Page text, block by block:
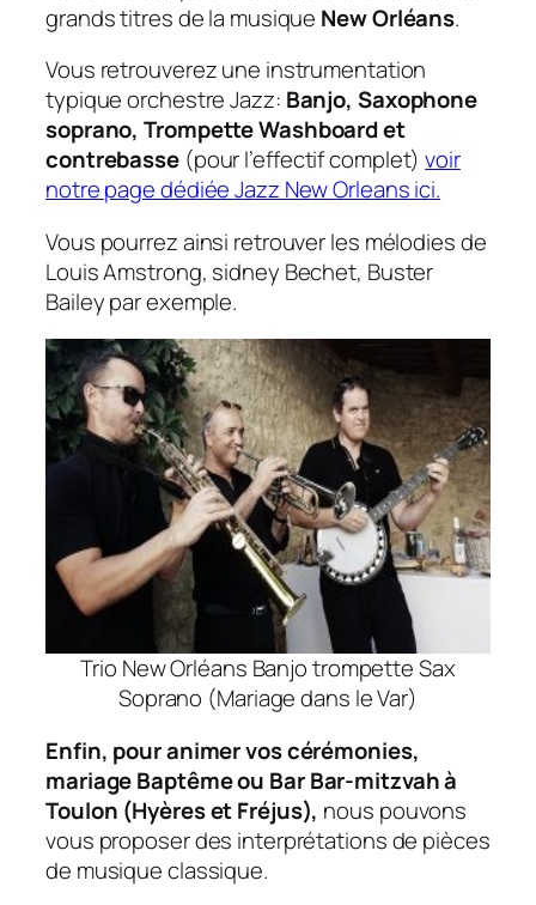
grands titres de la musique New Orléans.
Vous retrouverez une instrumentation
typique orchestre Jazz: Banjo, Saxophone
soprano, Trompette Washboard et
contrebasse(pour l’effectif complet)voir
notre page dédiée Jazz New Orleans ici.
Vous pourrez ainsi retrouver les mélodies de
Louis Amstrong, sidney Bechet, Buster
Bailey par exemple.
Trio New Orléans Banjo trompette Sax
Soprano (Mariage dans le Var)
Enfin, pour animer vos cérémonies,
mariage Baptême ou Bar Bar-mitzvah à
Toulon (Hyères et Fréjus), nous pouvons
vous proposer des interprétations de pièces
de musique classique.